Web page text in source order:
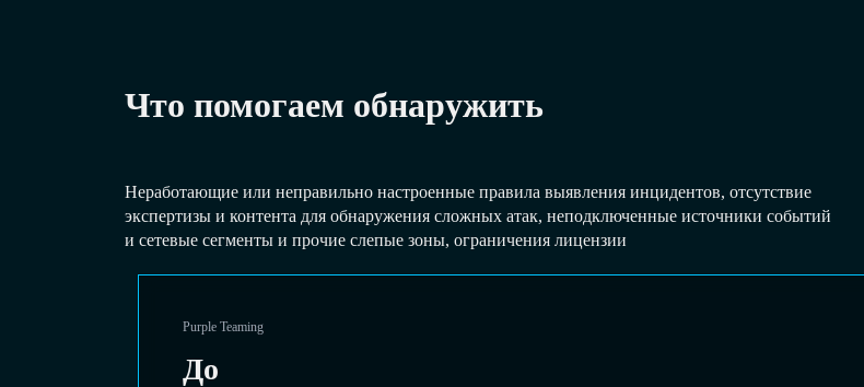
Что помогаем обнаружить
Неработающие или неправильно настроенные правила выявления инцидентов, отсутствие
экспертизы и контента для обнаружения сложных атак, неподключенные источники событий
и сетевые сегменты и прочие слепые зоны, ограничения лицензии
Purple Teaming
До